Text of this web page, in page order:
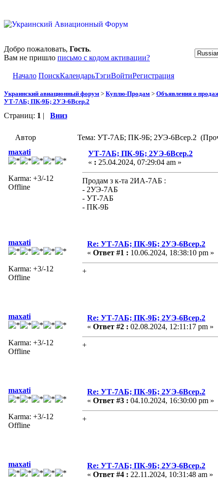
Добро пожаловать, Гость.
Вам не пришло письмо с кодом активации?
Начало ПоискКалендарьТэгиВойтиРегистрация
Украинский авиационный форум > Куплю-Продам > Объявления о
УТ-7АБ; ПК-9Б; 2УЭ-6Всер.2
Страниц: 1 | Вниз
Автор
Тема: УТ-7АБ; ПК-9Б; 2УЭ-6Всер.2
maxati
Karma: +3/-12
Offline
УТ-7АБ; ПК-9Б; 2УЭ-6Всер.2
« : 25.04.2024, 07:29:04 am »
Продам з к-та 2ИА-7АБ :
- 2УЭ-7АБ
- УТ-7АБ
- ПК-9Б
maxati
Karma: +3/-12
Offline
Re: УТ-7АБ; ПК-9Б; 2УЭ-6Всер.2
« Ответ #1 : 10.06.2024, 18:38:10 pm »
+
maxati
Karma: +3/-12
Offline
Re: УТ-7АБ; ПК-9Б; 2УЭ-6Всер.2
« Ответ #2 : 02.08.2024, 12:11:17 pm »
+
maxati
Karma: +3/-12
Offline
Re: УТ-7АБ; ПК-9Б; 2УЭ-6Всер.2
« Ответ #3 : 04.10.2024, 16:30:00 pm »
+
maxati
Re: УТ-7АБ; ПК-9Б; 2УЭ-6Всер.2
« Ответ #4 : 22.11.2024, 10:31:48 am »